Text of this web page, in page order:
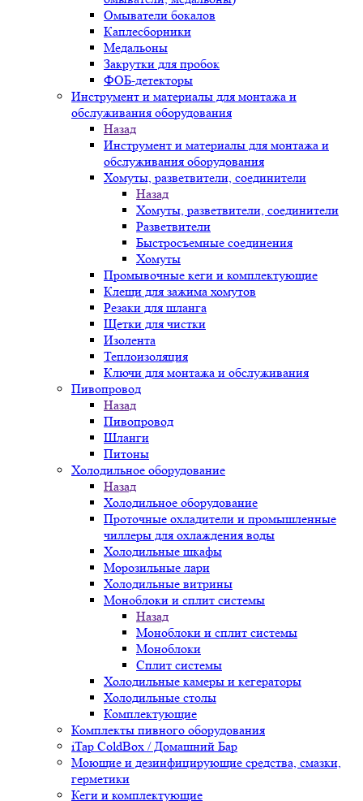
Омыватели бокалов
Каплесборники
Медальоны
Закрутки для пробок
ФОБ-детекторы
Инструмент и материалы для монтажа и
обслуживания оборудования
Назад
Инструмент и материалы для монтажа и
обслуживания оборудования
Хомуты, разветвители, соединители
Назад
Хомуты, разветвители, соединители
Разветвители
Быстросъемные соединения
Хомуты
Промывочные кеги и комплектующие
Клещи для зажима хомутов
Резаки для шланга
Щетки для чистки
Изолента
Теплоизоляция
Ключи для монтажа и обслуживания
Пивопровод
Назад
Пивопровод
Шланги
Питоны
Холодильное оборудование
Назад
Холодильное оборудование
Проточные охладители и промышленные
чиллеры для охлаждения воды
Холодильные шкафы
Морозильные лари
Холодильные витрины
Моноблоки и сплит системы
Назад
Моноблоки и сплит системы
Моноблоки
Сплит системы
Холодильные камеры и кегераторы
Холодильные столы
Комплектующие
Комплекты пивного оборудования
iTap ColdBox / Домашний Бар
Моющие и дезинфицирующие средства, смазки,
герметики
Кеги и комплектующие